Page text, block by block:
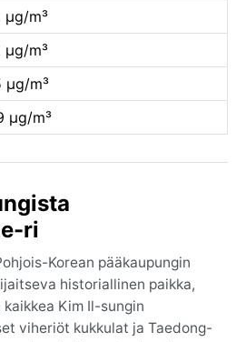
µg/m³
µg/m³
µg/m³
µg/m³
ri
Korean pääkaupungin
historiallinen paikka,
Kim Il-sungin
viheriöt kukkulat ja Taedong-